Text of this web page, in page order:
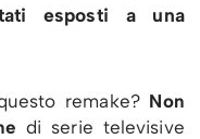
esposti a una
remake? Non
di serie televisive